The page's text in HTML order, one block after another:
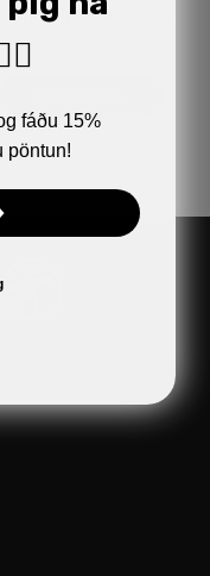
Svartur S-L
fáðu 15%
pöntun!